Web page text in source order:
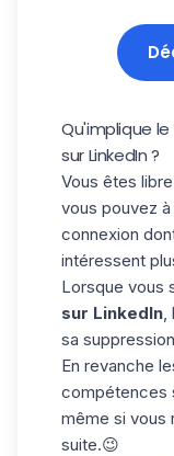
Qu'implique
sur LinkedIn ?
Vous êtes
vous pouvez
connexion
intéressent
Lorsque vous
sur LinkedIn
sa
En revanche
compétences
même si vous
suite.😉